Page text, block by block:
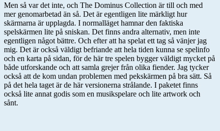
Men så var det inte, och The Dominus Collection är till och med
mer genomarbetad än så. Det är egentligen lite märkligt hur
skärmarna är upplagda. I normalläget hamnar den faktiska
spelskärmen lite på sniskan. Det finns andra alternativ, men inte
egentligen något bättre. Och efter att ha spelat ett tag så vänjer jag
mig. Det är också väldigt befriande att hela tiden kunna se spelinfo
och en karta på sidan, för de här tre spelen bygger väldigt mycket på
både utforskande och att samla grejer från olika fiender. Jag tycker
också att de kom undan problemen med pekskärmen på bra sätt. Så
på det hela taget är de här versionerna strålande. I paketet finns
också lite annat godis som en musikspelare och lite artwork och
sånt.